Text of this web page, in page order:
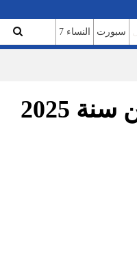
سبورت النساء 7
التوقيع على بروتوكول اتفاق بين الحكومة والمكتب الوطني للمطارات، يمتد من سنة 2025